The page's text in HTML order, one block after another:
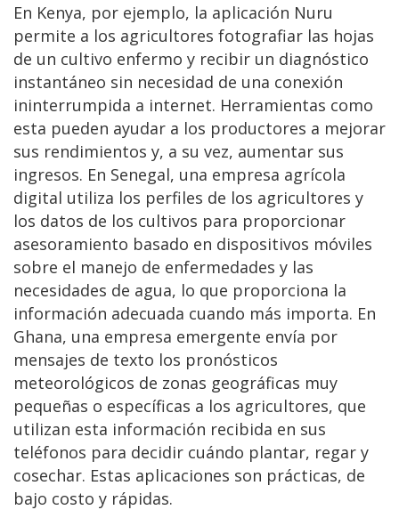
En Kenya, por ejemplo, la aplicación Nuru
permite a los agricultores fotografiar las hojas
de un cultivo enfermo y recibir un diagnóstico
instantáneo sin necesidad de una conexión
ininterrumpida a internet. Herramientas como
esta pueden ayudar a los productores a mejorar
sus rendimientos y, a su vez, aumentar sus
ingresos. En Senegal, una empresa agrícola
digital utiliza los perfiles de los agricultores y
los datos de los cultivos para proporcionar
asesoramiento basado en dispositivos móviles
sobre el manejo de enfermedades y las
necesidades de agua, lo que proporciona la
información adecuada cuando más importa. En
Ghana, una empresa emergente envía por
mensajes de texto los pronósticos
meteorológicos de zonas geográficas muy
pequeñas o específicas a los agricultores, que
utilizan esta información recibida en sus
teléfonos para decidir cuándo plantar, regar y
cosechar. Estas aplicaciones son prácticas, de
bajo costo y rápidas.